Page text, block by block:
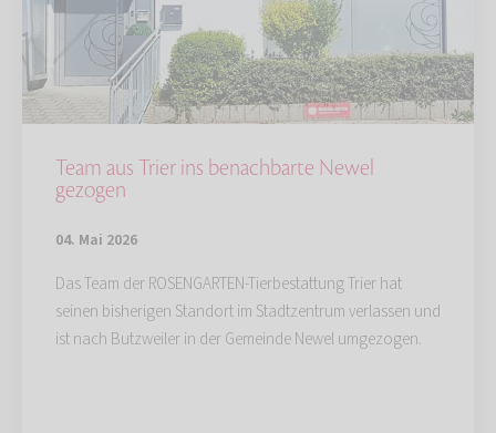
Team aus Trier ins benachbarte Newel
gezogen
04. Mai 2026
Das Team der ROSENGARTEN-Tierbestattung Trier hat
seinen bisherigen Standort im Stadtzentrum verlassen und
ist nach Butzweiler in der Gemeinde Newel umgezogen.